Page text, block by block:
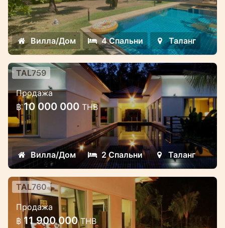
4 спальная роскошная вилла с
бассейном в районе Таланг
Вилла/Дом 4 Спальни Таланг
2 спальные люкс-виллы рядом с
красивым парком и водопадом
Новые и хорошо спроектированные
виллы расположены в тихом и очень
красивом месте
TAL759
Продажа
฿ 10 000 000 THB
Вилла/Дом 2 Спальни Таланг
3 спальные люкс-виллы рядом с
красивым парком и водопадом
TAL760
Продажа
฿ 11 900 000THB